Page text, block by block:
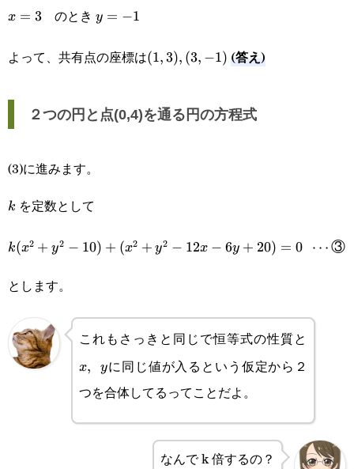
x=3
x = 3のとき y=-1
y = −1
よって、共有点の座標は(1,3),
(1,3), (3, −1) (答え)
２つの円と点(0,4)を通る円の方程式
(3)に進みます。
k
k を定数として
k(x^2+y^2-10)+(x^2+y^2-12x-
k(x2 + y2 − 10) + (x2 + y2 − 12x − 6y + 20) = 0 ⋯③
とします。
これもさっきと同じで恒等式の性質と
x, yに同じ値が入るという仮定から２
つを合体してるってことだよ。
なんで k 倍するの？